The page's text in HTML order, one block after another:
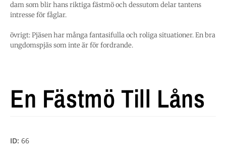
dam som blir hans riktiga fästmö och dessutom delar tantens
intresse för fåglar.
övrigt: Pjäsen har många fantasifulla och roliga situationer. En bra
ungdomspjäs som inte är för fordrande.
En Fästmö Till Låns
ID: 66